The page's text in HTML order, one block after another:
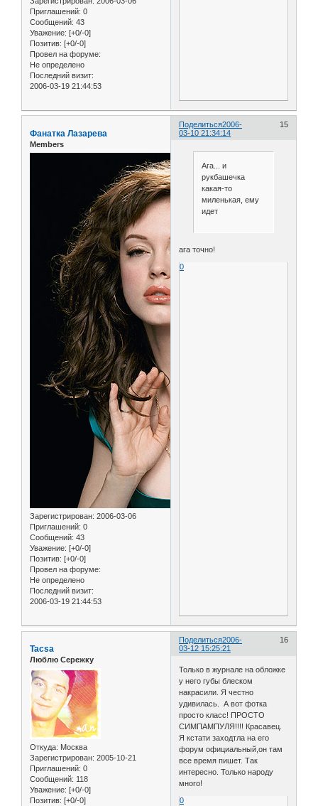
Приглашений: 0
Сообщений: 43
Уважение: [+0/-0]
Позитив: [+0/-0]
Провел на форуме:
Не определено
Последний визит:
2006-03-19 21:44:53
Поделиться 15
2006-
03-10 21:34:14
Фанатка Лазарева
Members
Зарегистрирован: 2006-03-06
Приглашений: 0
Сообщений: 43
Уважение: [+0/-0]
Позитив: [+0/-0]
Провел на форуме:
Не определено
Последний визит:
2006-03-19 21:44:53
Ага... и
рукбашечка
какая-то
миленькая, ему
идет
ага точно!
0
Поделиться 16
2006-
03-12 15:25:21
Tacsa
Люблю Сережку
Откуда: Москва
Зарегистрирован: 2005-10-21
Приглашений: 0
Сообщений: 118
Уважение: [+0/-0]
Позитив: [+0/-0]
Только в журнале на обложке
у него губы блеском
накрасили. Я честно
удивилась. А вот фотка
просто класс! ПРОСТО
СИМПАМПУЛЯ!!!! Красавец.
Я кстати заходтла на его
форум официальный,он там
все время пишет. Так
интересно. Только народу
много!
0